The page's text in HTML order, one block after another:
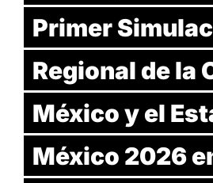
Primer
Regional de la
México y el
México 2026